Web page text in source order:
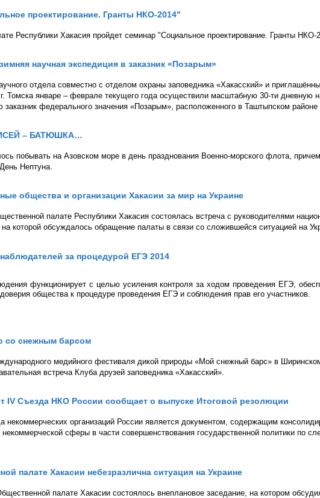
проектирование. Гранты НКО-2014"
Республики Хакасия пройдет семинар "Социальное проектирование. Гранты НКО-
научная экспедиция в заказник «Позарым»
отдела совместно с отделом охраны заповедника «Хакасский» и
Томска январе – феврале текущего года осуществили масштабную 30-ти дневную
заказник федерального значения «Позарым», расположенного в Таштыпском районе
– БАТЮШКА…
побывать на Азовском море в день празднования Военно-морского флота,
Нептуна.
общества и организации Хакасии за мир на Украине
палате Республики Хакасия состоялась встреча с руководителями
на которой обсуждалось обращение палаты в связи со сложившейся ситуацией на
за процедурой ЕГЭ 2014
функционирует с целью усиления контроля за ходом проведения ЕГЭ,
общества к процедуре проведения ЕГЭ и соблюдения прав его участников.
со снежным барсом
медийного фестиваля дикой природы «Мой снежный барс» в
встреча Клуба друзей заповедника «Хакасский».
IV Съезда НКО России сообщает о выпуске Итоговой резолюции
некоммерческих организаций России является документом, содержащим
сферы в части совершенствования государственной политики по
палате Хакасии небезразлична ситуация на Украине
палате Хакасии состоялось внеплановое заседание, на котором